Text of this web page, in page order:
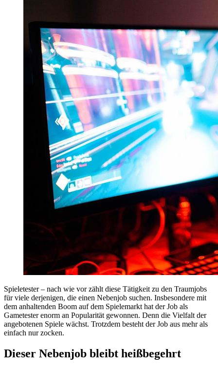
Spieletester – nach wie vor zählt diese Tätigkeit zu den Traumjobs
für viele derjenigen, die einen Nebenjob suchen. Insbesondere mit
dem anhaltenden Boom auf dem Spielemarkt hat der Job als
Gametester enorm an Popularität gewonnen. Denn die Vielfalt der
angebotenen Spiele wächst. Trotzdem besteht der Job aus mehr als
einfach nur zocken.
Dieser Nebenjob bleibt heißbegehrt